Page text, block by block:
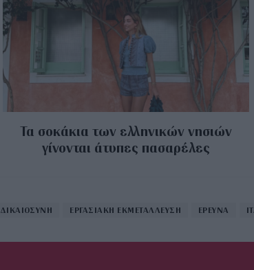
Τα σοκάκια των ελληνικών νησιών
γίνονται άτυπες πασαρέλες
ΔΙΚΑΙΟΣΥΝΗ ΕΡΓΑΣΙΑΚΗ ΕΚΜΕΤΑΛΛΕΥΣΗ ΕΡΕΥΝΑ